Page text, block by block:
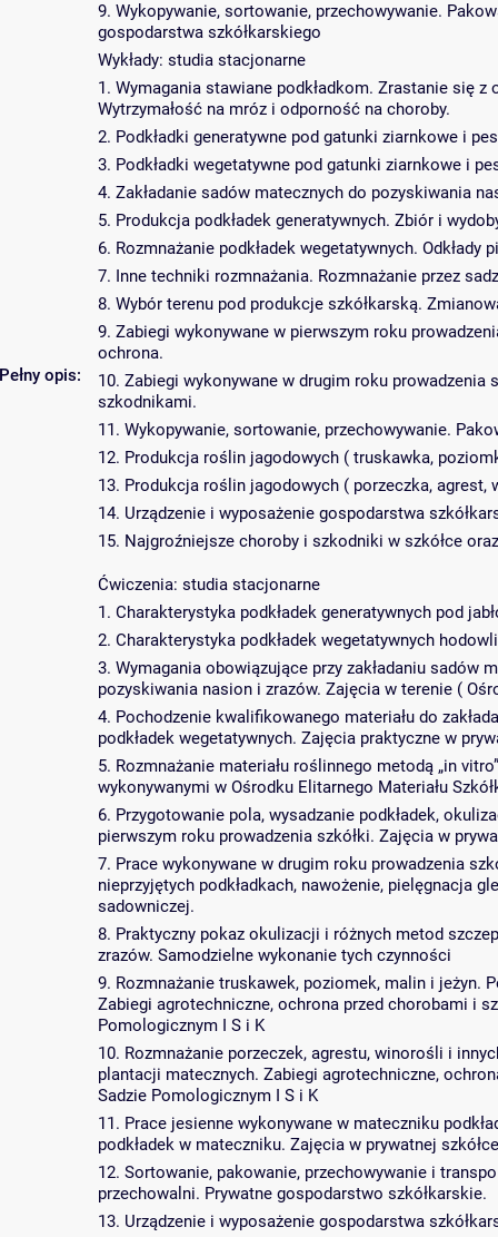
Pełny opis:
9. Wykopywanie, sortowanie, przechowywanie.
gospodarstwa szkółkarskiego
Wykłady: studia stacjonarne
1. Wymagania stawiane podkładkom. Zrastanie się
Wytrzymałość na mróz i odporność na choroby.
2. Podkładki generatywne pod gatunki ziarnkowe i
3. Podkładki wegetatywne pod gatunki ziarnkowe i
4. Zakładanie sadów matecznych do pozyskiwania
5. Produkcja podkładek generatywnych. Zbiór i
6. Rozmnażanie podkładek wegetatywnych.
7. Inne techniki rozmnażania. Rozmnażanie przez
8. Wybór terenu pod produkcje szkółkarską.
9. Zabiegi wykonywane w pierwszym roku
ochrona.
10. Zabiegi wykonywane w drugim roku prowadzenia
szkodnikami.
11. Wykopywanie, sortowanie, przechowywanie.
12. Produkcja roślin jagodowych ( truskawka,
13. Produkcja roślin jagodowych ( porzeczka, agrest,
14. Urządzenie i wyposażenie gospodarstwa
15. Najgroźniejsze choroby i szkodniki w szkółce
Ćwiczenia: studia stacjonarne
1. Charakterystyka podkładek generatywnych pod
2. Charakterystyka podkładek wegetatywnych
3. Wymagania obowiązujące przy zakładaniu sadów
pozyskiwania nasion i zrazów. Zajęcia w terenie (
4. Pochodzenie kwalifikowanego materiału do
podkładek wegetatywnych. Zajęcia praktyczne w
5. Rozmnażanie materiału roślinnego metodą „in
wykonywanymi w Ośrodku Elitarnego Materiału
6. Przygotowanie pola, wysadzanie podkładek,
pierwszym roku prowadzenia szkółki. Zajęcia w
7. Prace wykonywane w drugim roku prowadzenia
nieprzyjętych podkładkach, nawożenie, pielęgnacja
sadowniczej.
8. Praktyczny pokaz okulizacji i różnych metod
zrazów. Samodzielne wykonanie tych czynności
9. Rozmnażanie truskawek, poziomek, malin i jeżyn.
Zabiegi agrotechniczne, ochrona przed chorobami i
Pomologicznym I S i K
10. Rozmnażanie porzeczek, agrestu, winorośli i
plantacji matecznych. Zabiegi agrotechniczne,
Sadzie Pomologicznym I S i K
11. Prace jesienne wykonywane w mateczniku
podkładek w mateczniku. Zajęcia w prywatnej
12. Sortowanie, pakowanie, przechowywanie i
przechowalni. Prywatne gospodarstwo szkółkarskie.
13. Urządzenie i wyposażenie gospodarstwa